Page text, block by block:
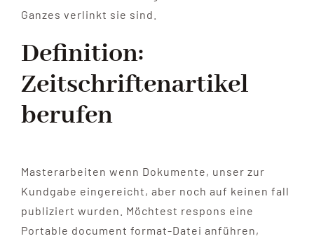
Ganzes verlinkt sie sind.
Definition:
Zeitschriftenartikel
berufen
Masterarbeiten wenn Dokumente, unser zur
Kundgabe eingereicht, aber noch auf keinen fall
publiziert wurden. Möchtest respons eine
Portable document format-Datei anführen,